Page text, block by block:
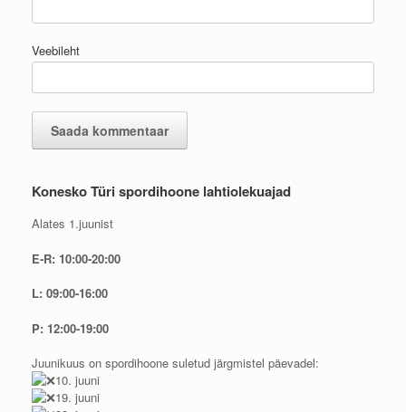
Veebileht
Konesko Türi spordihoone lahtiolekuajad
Alates 1.juunist
E-R: 10:00-20:00
L: 09:00-16:00
P: 12:00-19:00
Juunikuus on spordihoone suletud järgmistel päevadel:
10. juuni
19. juuni